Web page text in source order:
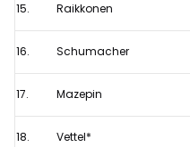
15. Raikkonen
16. Schumacher
17. Mazepin
18. Vettel*